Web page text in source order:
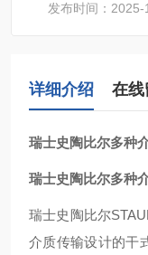
发布时间：2025-
详细介绍 在线
瑞士史陶比尔多种
瑞士史陶比尔多种
瑞士史陶比尔
介质传输设计的干